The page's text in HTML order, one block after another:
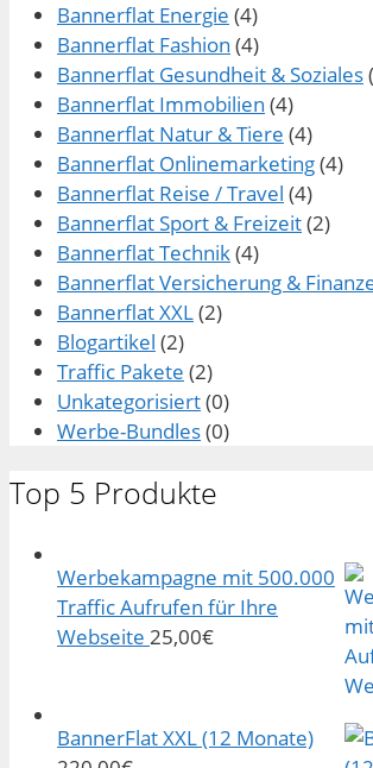
Bannerflat Energie (4)
Bannerflat Fashion (4)
Bannerflat Gesundheit & Soziales
Bannerflat Immobilien (4)
Bannerflat Natur & Tiere (4)
Bannerflat Onlinemarketing(4)
Bannerflat Reise / Travel (4)
Bannerflat Sport & Freizeit(2)
Bannerflat Technik(4)
Bannerflat Versicherung &
Bannerflat XXL(2)
Blogartikel (2)
Traffic Pakete (2)
Unkategorisiert(0)
Werbe-Bundles(0)
Top 5 Produkte
Werbekampagne mit 500.000
Traffic Aufrufen für Ihre
Webseite 25,00€
BannerFlat XXL (12 Monate)